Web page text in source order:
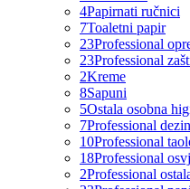
4Papirnati ručnici
7Toaletni papir
23Professional
23Professional
2Kreme
8Sapuni
5Ostala osobna
7Professional
10Professional
18Professional
2Professional